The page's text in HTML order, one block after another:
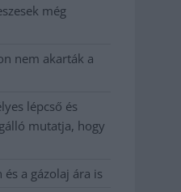
még
nem akarták a
lépcső és
mutatja, hogy
és a gázolaj ára is